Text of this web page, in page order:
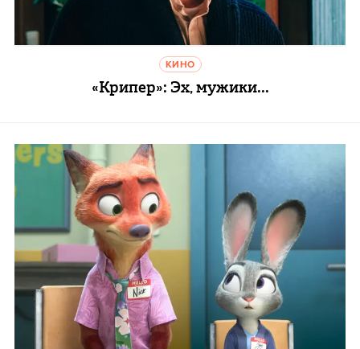
КИНО
«Крипер»: Эх, мужики...